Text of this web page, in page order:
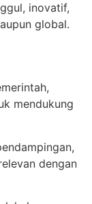
inovatif,
global.
mendukung
dengan